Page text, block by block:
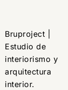
Bruproject |
Estudio de
interiorismo y
arquitectura
interior.